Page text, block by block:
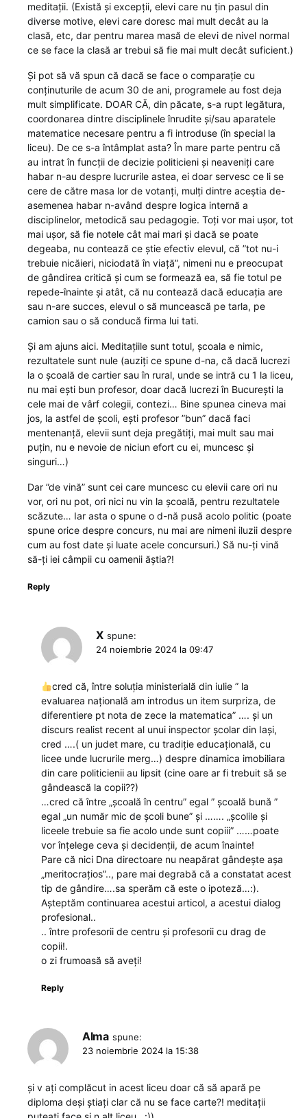
meditații. (Există și excepții, elevi care nu țin pasul din
diverse motive, elevi care doresc mai mult decât au la
clasă, etc, dar pentru marea masă de elevi de nivel normal
ce se face la clasă ar trebui să fie mai mult decât suficient.)
Și pot să vă spun că dacă se face o comparație cu
conținuturile de acum 30 de ani, programele au fost deja
mult simplificate. DOAR CĂ, din păcate, s-a rupt legătura,
coordonarea dintre disciplinele înrudite și/sau aparatele
matematice necesare pentru a fi introduse (în special la
liceu). De ce s-a întâmplat asta? În mare parte pentru că
au intrat în funcții de decizie politicieni și neaveniți care
habar n-au despre lucrurile astea, ei doar servesc ce li se
cere de către masa lor de votanți, mulți dintre aceștia de-
asemenea habar n-având despre logica internă a
disciplinelor, metodică sau pedagogie. Toți vor mai ușor, tot
mai ușor, să fie notele cât mai mari și dacă se poate
degeaba, nu contează ce știe efectiv elevul, că ”tot nu-i
trebuie nicăieri, niciodată în viață”, nimeni nu e preocupat
de gândirea critică și cum se formează ea, să fie totul pe
repede-înainte și atât, că nu contează dacă educația are
sau n-are succes, elevul o să muncească pe tarla, pe
camion sau o să conducă firma lui tati.
Și am ajuns aici. Meditațiile sunt totul, școala e nimic,
rezultatele sunt nule (auziți ce spune d-na, că dacă lucrezi
la o școală de cartier sau în rural, unde se intră cu 1 la liceu,
nu mai ești bun profesor, doar dacă lucrezi în București la
cele mai de vârf colegii, contezi… Bine spunea cineva mai
jos, la astfel de școli, ești profesor ”bun” dacă faci
mentenanță, elevii sunt deja pregătiți, mai mult sau mai
puțin, nu e nevoie de niciun efort cu ei, muncesc și
singuri…)
Dar ”de vină” sunt cei care muncesc cu elevii care ori nu
vor, ori nu pot, ori nici nu vin la școală, pentru rezultatele
scăzute… Iar asta o spune o d-nă pusă acolo politic (poate
spune orice despre concurs, nu mai are nimeni iluzii despre
cum au fost date și luate acele concursuri.) Să nu-ți vină
să-ți iei câmpii cu oamenii ăștia?!
Reply
X spune:
24 noiembrie 2024 la 09:47
cred că, între soluția ministerială din iulie ” la
evaluarea națională am introdus un item surpriza, de
diferentiere pt nota de zece la matematica” …. și un
discurs realist recent al unui inspector școlar din Iași,
cred ….( un judet mare, cu tradiție educațională, cu
licee unde lucrurile merg…) despre dinamica imobiliara
din care politicienii au lipsit (cine oare ar fi trebuit să se
gândească la copii??)
…cred că între „școală în centru” egal ” școală bună ”
egal „un număr mic de școli bune” și ……. „școlile și
liceele trebuie sa fie acolo unde sunt copiii” ……poate
vor înțelege ceva și decidenții, de acum înainte!
Pare că nici Dna directoare nu neapărat gândește așa
„meritocrațios”.., pare mai degrabă că a constatat acest
tip de gândire….sa sperăm că este o ipoteză…:).
Așteptăm continuarea acestui articol, a acestui dialog
profesional..
.. între profesorii de centru și profesorii cu drag de
copii!.
o zi frumoasă să aveți!
Reply
Alma spune:
23 noiembrie 2024 la 15:38
și v ați complăcut in acest liceu doar că să apară pe
diploma deși știați clar că nu se face carte?! meditații